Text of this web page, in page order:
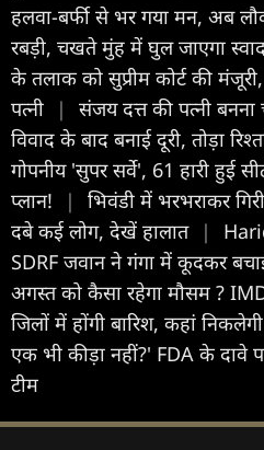
हलवा-बर्फी से भर गया मन, अब
रबड़ी, चखते मुंह में घुल जाएगा
के तलाक को सुप्रीम कोर्ट की
पत्नी
|
संजय दत्त की पत्नी बनना
विवाद के बाद बनाई दूरी, तोड़ा
गोपनीय 'सुपर सर्वे', 61 हारी हुई
प्लान!
|
भिवंडी में भरभराकर
दबे कई लोग, देखें हालात |
SDRF जवान ने गंगा में कूदकर
अगस्त को कैसा रहेगा मौसम ?
जिलों में होंगी बारिश, कहां
एक भी कीड़ा नहीं?' FDA के दावे
टीम